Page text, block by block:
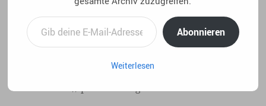
Gib deine E-Mail-Adresse ein ...
Abonnieren
Weiterlesen